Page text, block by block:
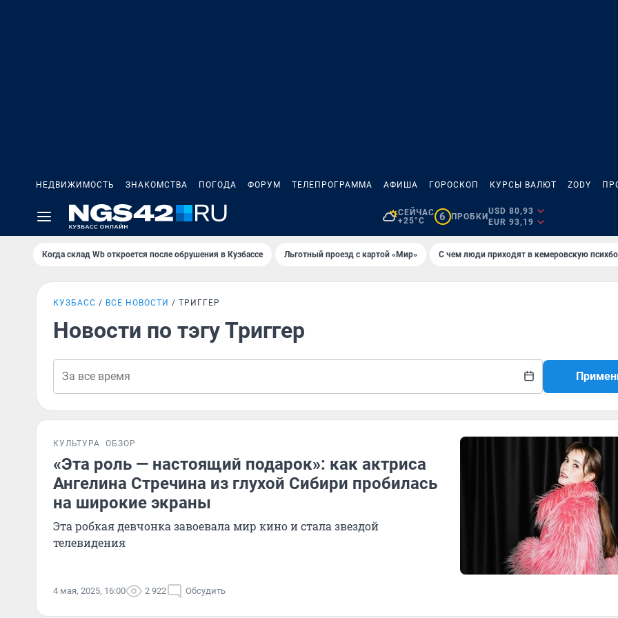
НЕДВИЖИМОСТЬ ЗНАКОМСТВА ПОГОДА ФОРУМ ТЕЛЕПРОГРАММА АФИША ГОРОСКОП КУРСЫ ВАЛЮТ ZODY
СЕЙЧАС
+25°C
6 ПРОБКИ
USD 80,93
EUR 93,19
Когда склад Wb откроется после обрушения в Кузбассе Льготный проезд с картой «Мир» С чем люди приходят в кемеровскую
КУЗБАСС ВСЕ НОВОСТИ ТРИГГЕР
Новости по тэгу Триггер
КУЛЬТУРА ОБЗОР
«Эта роль — настоящий подарок»: как актриса
Ангелина Стречина из глухой Сибири пробилась
на широкие экраны
Эта робкая девчонка завоевала мир кино и стала звездой
телевидения
4 мая, 2025, 16:00 2 922 Обсудить